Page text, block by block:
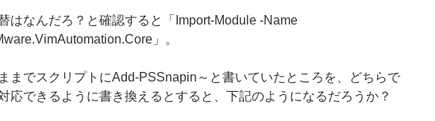
はなんだろ？と確認すると「Import-Module -Name
」。
までスクリプトにAdd-PSSnapin～と書いていたところを、どちらで
応できるように書き換えるとすると、下記のようになるだろうか？